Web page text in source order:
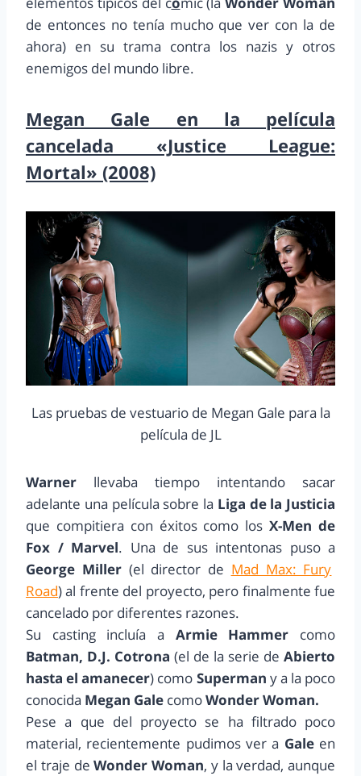
de entonces no tenía mucho que ver con la de
ahora) en su trama contra los nazis y otros
enemigos del mundo libre.
Megan Gale en la película
cancelada «Justice League:
Mortal» (2008)
Las pruebas de vestuario de Megan Gale para la
película de JL
Warner llevaba tiempo intentando sacar
adelante una película sobre la Liga de la Justicia
que compitiera con éxitos como los X-Men de
Fox / Marvel. Una de sus intentonas puso a
George Miller(el director de Mad Max: Fury
Road) al frente del proyecto, pero finalmente fue
cancelado por diferentes razones.
Su casting incluía a Armie Hammer como
Batman, D.J. Cotrona (el de la serie de Abierto
hasta el amanecer) como Superman y a la poco
conocida Megan Gale comoWonder Woman.
Pese a que del proyecto se ha filtrado poco
material, recientemente pudimos ver a Galeen
el traje deWonder Woman, y la verdad, aunque